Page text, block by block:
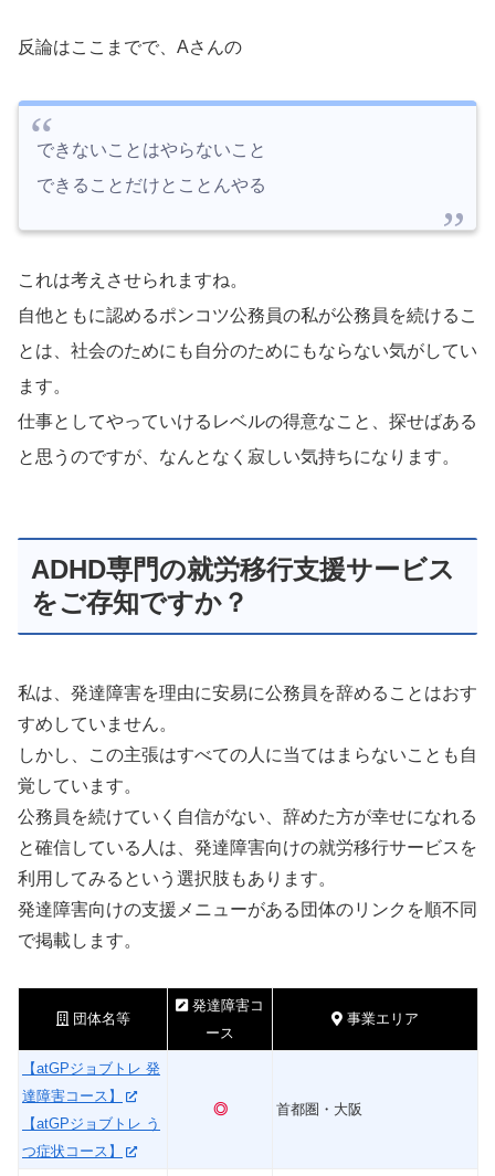
反論はここまでで、Aさんの
できないことはやらないこと
できることだけとことんやる
これは考えさせられますね。
自他ともに認めるポンコツ公務員の私が公務員を続けるこ
とは、社会のためにも自分のためにもならない気がしてい
ます。
仕事としてやっていけるレベルの得意なこと、探せばある
と思うのですが、なんとなく寂しい気持ちになります。
ADHD専門の就労移行支援サービス
をご存知ですか？
私は、発達障害を理由に安易に公務員を辞めることはおす
すめしていません。
しかし、この主張はすべての人に当てはまらないことも自
覚しています。
公務員を続けていく自信がない、辞めた方が幸せになれる
と確信している人は、発達障害向けの就労移行サービスを
利用してみるという選択肢もあります。
発達障害向けの支援メニューがある団体のリンクを順不同
で掲載します。
団体名等
発達障害コ
ース
事業エリア
【atGPジョブトレ 発
達障害コース】
【atGPジョブトレ う
つ症状コース】
◎ 首都圏・大阪